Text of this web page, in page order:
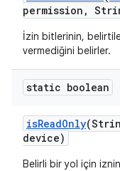
permission ,
İzin bitlerinin,
vermediğini belirler.
static boolean
isReadOnly
device)
Belirli bir yol için